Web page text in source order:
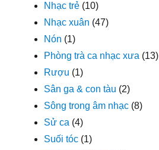
Nhạc trẻ (10)
Nhạc xuân (47)
Nón (1)
Phòng trà ca nhạc xưa (13)
Rượu (1)
Sân ga & con tàu (2)
Sông trong âm nhạc (8)
Sử ca (4)
Suối tóc (1)